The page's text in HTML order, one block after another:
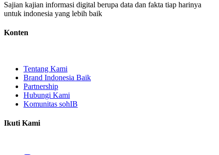
Sajian kajian informasi digital berupa data dan fakta tiap harinya
untuk indonesia yang lebih baik
Konten
Tentang Kami
Brand Indonesia Baik
Partnership
Hubungi Kami
Komunitas sohIB
Ikuti Kami